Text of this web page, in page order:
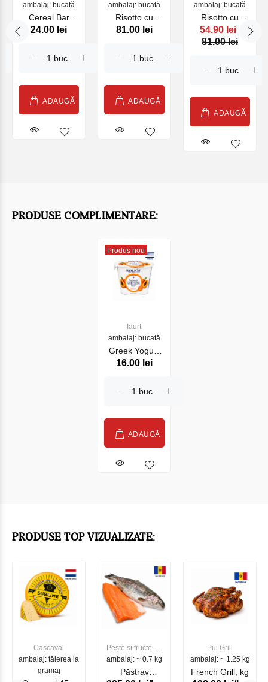
gluten
ambalaj: bucată
Cereal Bar
Gluten Free Dr.
24.00 lei
ADAUGĂ
ambalaj: bucată
Risotto cu
busuioc, chill sii
Ceppaia 185 g
81.00 lei
ADAUGĂ
ambalaj: bucată
Risotto cu
dovleac,
ciuperci si
54.90 lei
81.00 lei
ADAUGĂ
PRODUSE COMPLIMENTARE:
Produs nou
Iaurt
ambalaj: bucată
Greek Yogurt
Kolios 2%
16.00 lei
ADAUGĂ
PRODUSE TOP VIZUALIZATE:
Cașcaval
ambalaj: tăierea la
gramaj
Pește și fructe de
mare
ambalaj: ~ 0.7 kg
Păstrav
Pui Grill
ambalaj: ~ 1.25 kg
French Grill, kg